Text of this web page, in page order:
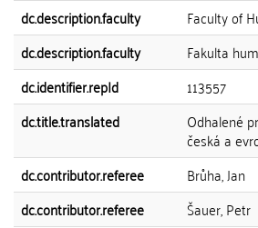
dc.description.faculty
Faculty of
dc.description.faculty
Fakulta
dc.identifier.repId
113557
dc.title.translated
Odhalené
česká a
dc.contributor.referee
Brůha, Jan
dc.contributor.referee
Šauer, Petr